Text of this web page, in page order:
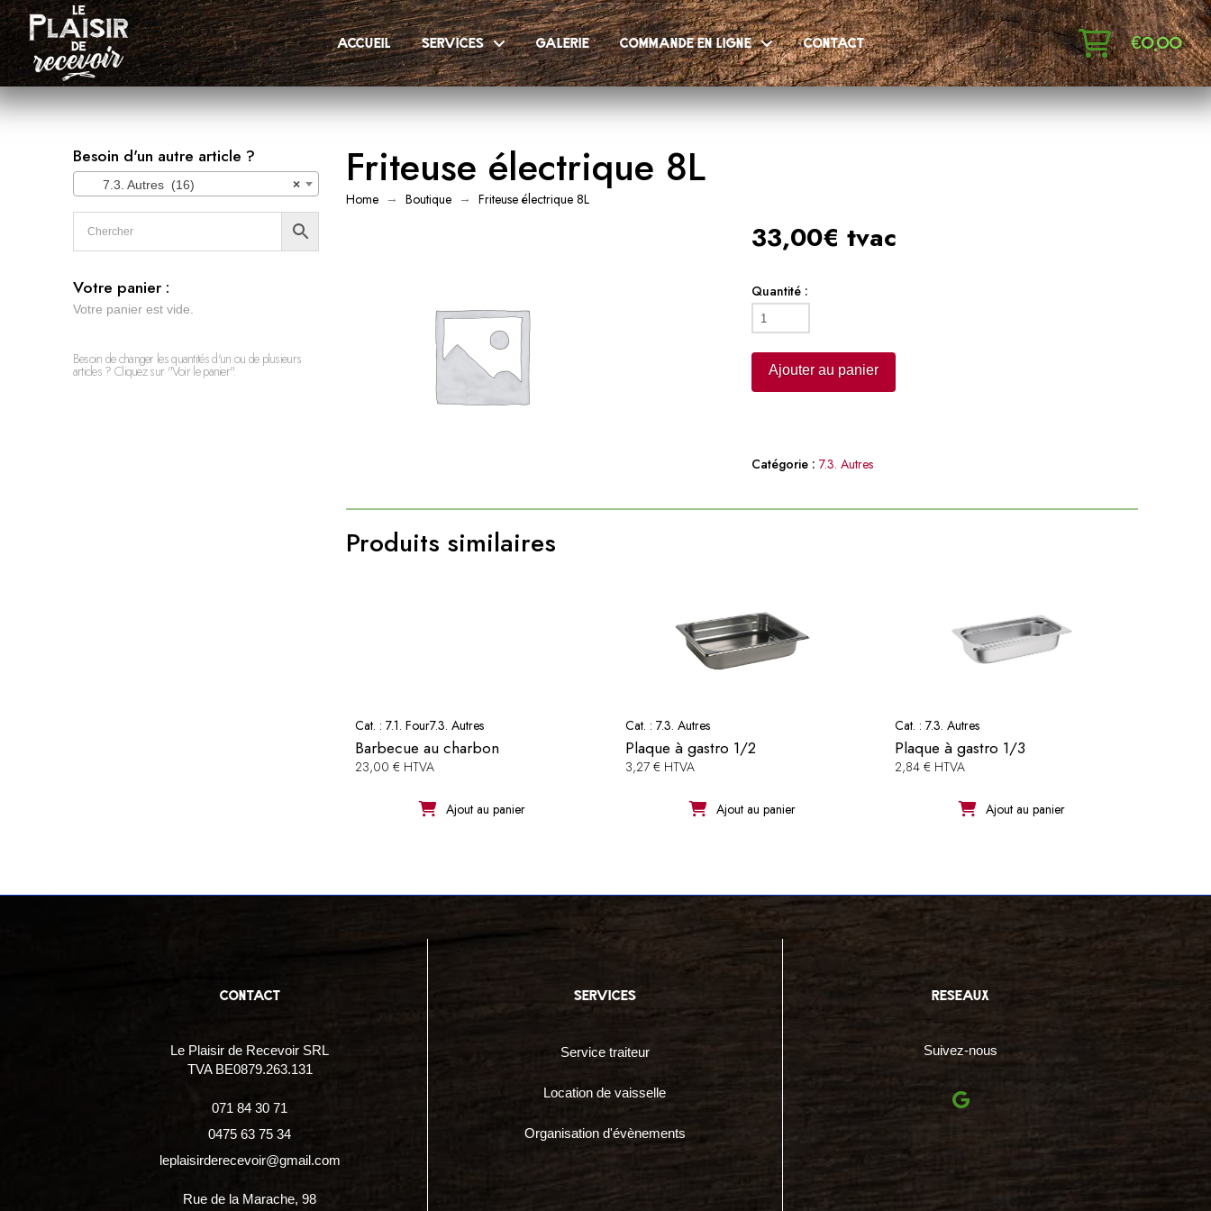
accueil services galerie commande en ligne contact €0,00
Besoin d'un autre article ?
×
7.3. Autres (16)
Votre panier :
Votre panier est vide.
Besoin de changer les quantités d'un ou de plusieurs
articles ? Cliquez sur "Voir le panier".
Friteuse électrique 8L
Home → Boutique → Friteuse électrique 8L
33,00€ tvac
Quantité :
quantité
de
Friteuse
électrique
Ajouter au panier
Catégorie : 7.3. Autres
Produits similaires
Cat. : 7.1. Four7.3. Autres
Barbecue au charbon
23,00 € HTVA
Ajout au panier
Cat. : 7.3. Autres
Plaque à gastro 1/2
3,27 € HTVA
Ajout au panier
Cat. :7.3. Autres
Plaque à gastro 1/3
2,84 € HTVA
Ajout au panier
contact
Le Plaisir de Recevoir SRL
TVA BE0879.263.131
071 84 30 71
0475 63 75 34
leplaisirderecevoir@gmail.com
Rue de la Marache, 98
services
Service traiteur
Location de vaisselle
Organisation d'évènements
reseaux
Suivez-nous